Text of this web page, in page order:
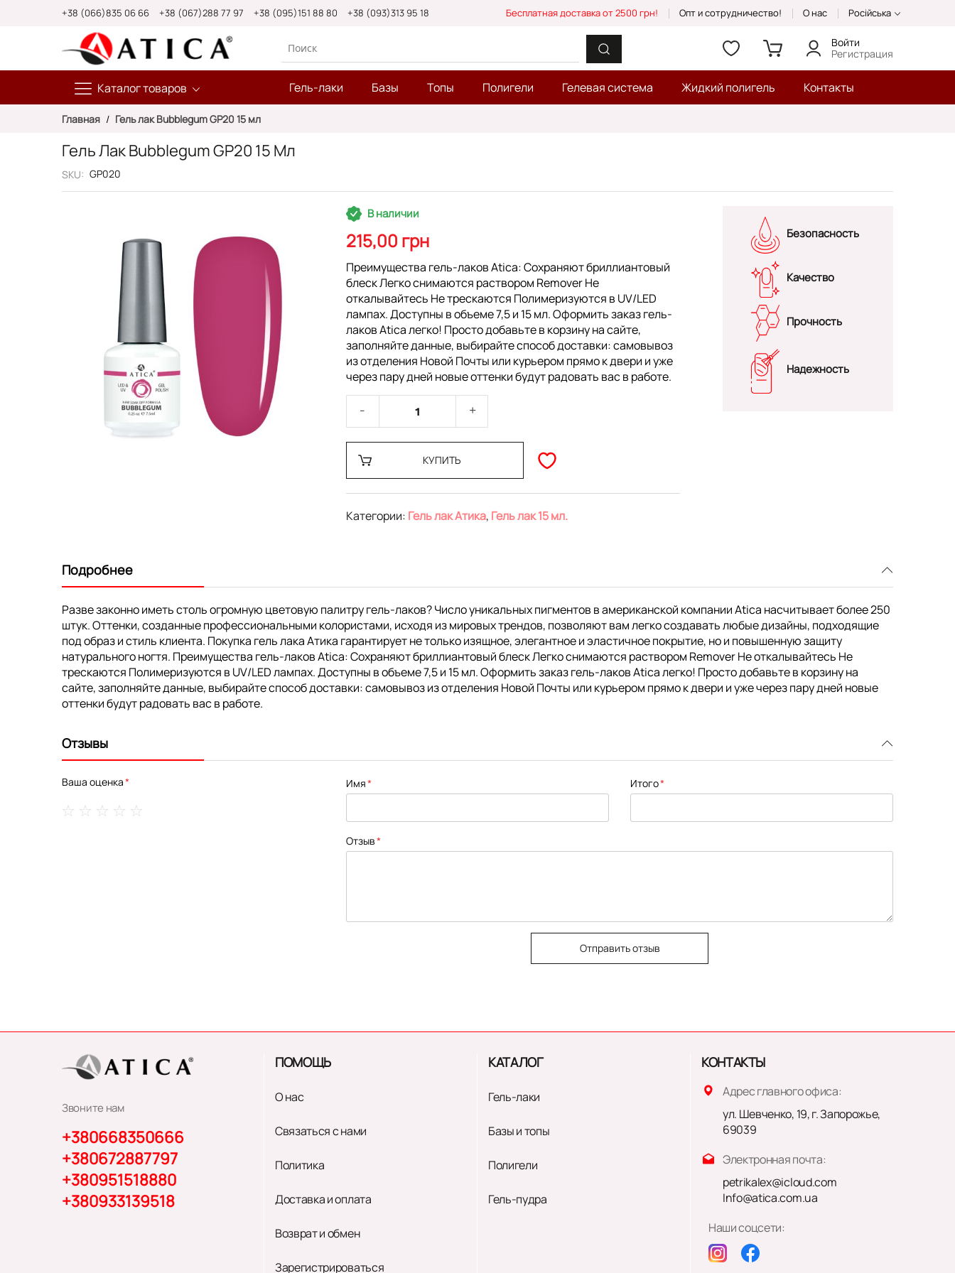
+38 (066)835 06 66 +38 (067)288 77 97 +38 (095)151 88 80 +38 (093)313 95 18 Бесплатная доставка от 2500 грн! Опт и сотрудничество! О нас Російська
Каталог товаров
Войти
Регистрация
Гель-лаки Базы Топы Полигели Гелевая система Жидкий полигель Контакты
Главная Гель лак Bubblegum GP20 15 мл
Гель Лак Bubblegum GP20 15 Мл
SKU GP020
изображений
В наличии
215,00 грн
Преимущества гель-лаков Atica: Сохраняют бриллиантовый
блеск Легко снимаются раствором Remover Не
откалывайтесь Не трескаются Полимеризуются в UV/LED
лампах. Доступны в объеме 7,5 и 15 мл. Оформить заказ гель-
лаков Atica легко! Просто добавьте в корзину на сайте,
заполняйте данные, выбирайте способ доставки: самовывоз
из отделения Новой Почты или курьером прямо к двери и уже
через пару дней новые оттенки будут радовать вас в работе.
КУПИТЬ
Категории: Гель лак Атика, Гель лак 15 мл.
Безопасность
Качество
Прочность
Надежность
Подробнее
Разве законно иметь столь огромную цветовую палитру гель-лаков? Число уникальных пигментов в американской компании Atica насчитывает более 250
штук. Оттенки, созданные профессиональными колористами, исходя из мировых трендов, позволяют вам легко создавать любые дизайны, подходящие
под образ и стиль клиента. Покупка гель лака Атика гарантирует не только изящное, элегантное и эластичное покрытие, но и повышенную защиту
натурального ногтя. Преимущества гель-лаков Atica: Сохраняют бриллиантовый блеск Легко снимаются раствором Remover Не откалывайтесь Не
трескаются Полимеризуются в UV/LED лампах. Доступны в объеме 7,5 и 15 мл. Оформить заказ гель-лаков Atica легко! Просто добавьте в корзину на
сайте, заполняйте данные, выбирайте способ доставки: самовывоз из отделения Новой Почты или курьером прямо к двери и уже через пару дней новые
оттенки будут радовать вас в работе.
Отзывы
Ваша оценка Имя Итого
Отзыв
Отправить отзыв
Звоните нам
+380668350666
+380672887797
+380951518880
+380933139518
ПОМОЩЬ
О нас
Связаться с нами
Политика
Доставка и оплата
Возврат и обмен
Зарегистрироваться
КАТАЛОГ
Гель-лаки
Базы и топы
Полигели
Гель-пудра
КОНТАКТЫ
Адрес главного офиса:
ул. Шевченко, 19, г. Запорожье,
69039
Электронная почта:
petrikalex@icloud.com
Info@atica.com.ua
Наши соцсети: